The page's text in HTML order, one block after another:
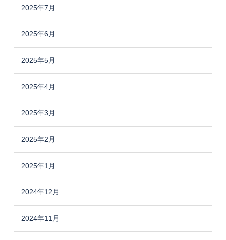
2025年7月
2025年6月
2025年5月
2025年4月
2025年3月
2025年2月
2025年1月
2024年12月
2024年11月